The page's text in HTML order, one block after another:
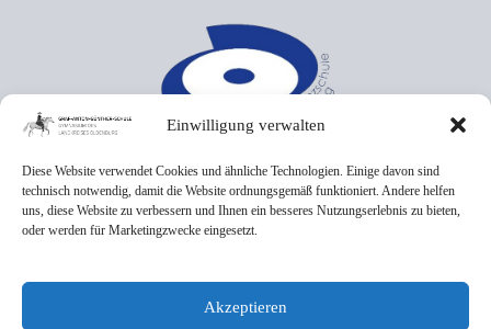
Einwilligung verwalten
Diese Website verwendet Cookies und ähnliche Technologien. Einige davon sind
technisch notwendig, damit die Website ordnungsgemäß funktioniert. Andere helfen
uns, diese Website zu verbessern und Ihnen ein besseres Nutzungserlebnis zu bieten,
oder werden für Marketingzwecke eingesetzt.
Akzeptieren